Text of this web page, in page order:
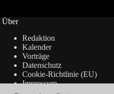
Über
Redaktion
Kalender
Vorträge
Datenschutz
Cookie-Richtlinie (EU)
Impressum